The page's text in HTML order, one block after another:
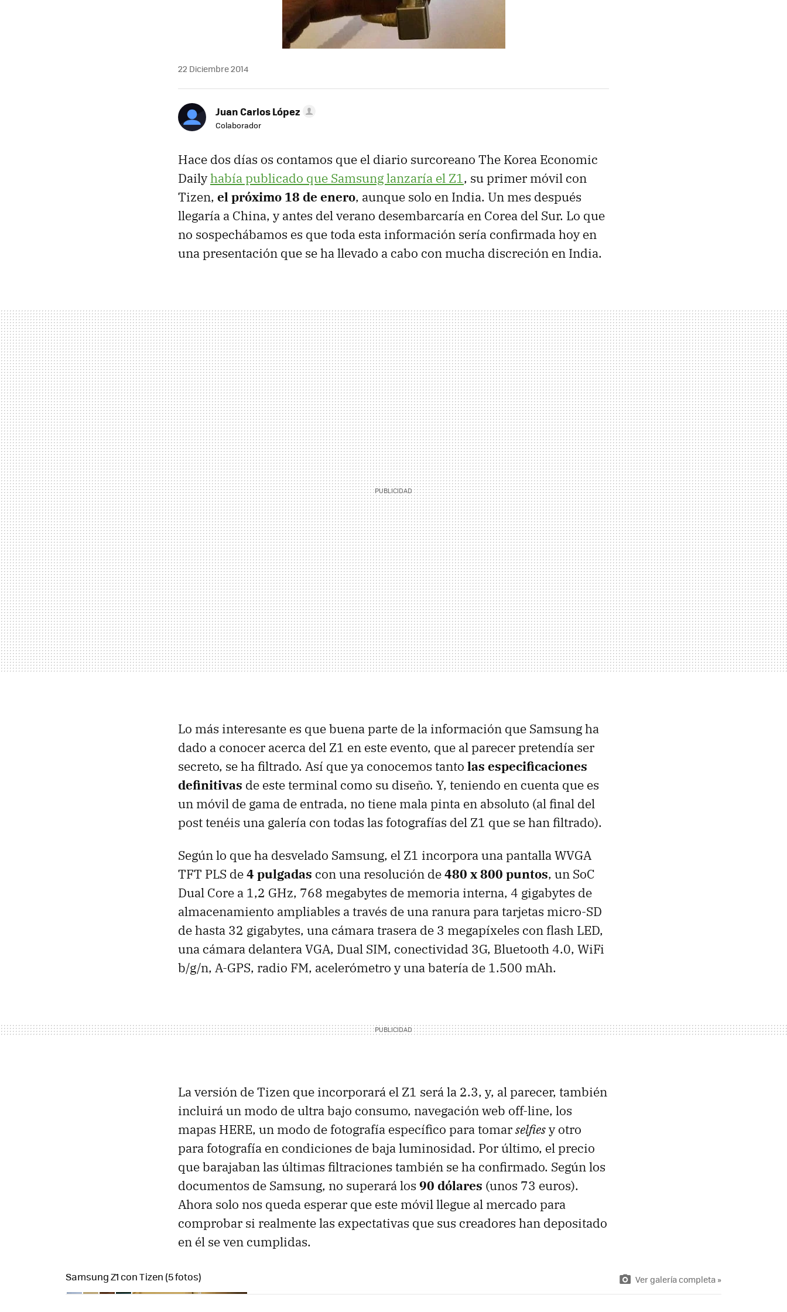
22 Diciembre 2014
Juan Carlos López
Colaborador
Hace dos días os contamos que el diario surcoreano The Korea Economic
Dailyhabía publicado que Samsung lanzaría el Z1, su primer móvil con
Tizen, el próximo 18 de enero, aunque solo en India. Un mes después
llegaría a China, y antes del verano desembarcaría en Corea del Sur. Lo que
no sospechábamos es que toda esta información sería confirmada hoy en
una presentación que se ha llevado a cabo con mucha discreción en India.
Lo más interesante es que buena parte de la información que Samsung ha
dado a conocer acerca del Z1 en este evento, que al parecer pretendía ser
secreto, se ha filtrado. Así que ya conocemos tanto las especificaciones
definitivas de este terminal como su diseño. Y, teniendo en cuenta que es
un móvil de gama de entrada, no tiene mala pinta en absoluto (al final del
post tenéis una galería con todas las fotografías del Z1 que se han filtrado).
Según lo que ha desvelado Samsung, el Z1 incorpora una pantalla WVGA
TFT PLS de4 pulgadas con una resolución de480 x 800 puntos, un SoC
Dual Core a 1,2 GHz, 768 megabytes de memoria interna, 4 gigabytes de
almacenamiento ampliables a través de una ranura para tarjetas micro-SD
de hasta 32 gigabytes, una cámara trasera de 3 megapíxeles con flash LED,
una cámara delantera VGA, Dual SIM, conectividad 3G, Bluetooth 4.0, WiFi
b/g/n, A-GPS, radio FM, acelerómetro y una batería de 1.500 mAh.
La versión de Tizen que incorporará el Z1 será la 2.3, y, al parecer, también
incluirá un modo de ultra bajo consumo, navegación web off-line, los
mapas HERE, un modo de fotografía específico para tomarselfiesy otro
para fotografía en condiciones de baja luminosidad. Por último, el precio
que barajaban las últimas filtraciones también se ha confirmado. Según los
documentos de Samsung, no superará los 90 dólares (unos 73 euros).
Ahora solo nos queda esperar que este móvil llegue al mercado para
comprobar si realmente las expectativas que sus creadores han depositado
en él se ven cumplidas.
Ver galería completa »
Samsung Z1 con Tizen (5 fotos)